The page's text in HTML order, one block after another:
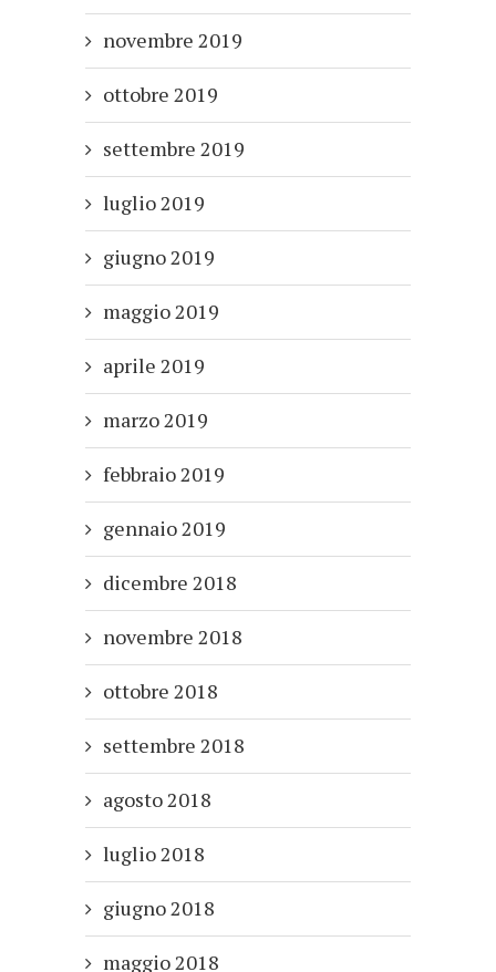
novembre 2019
ottobre 2019
settembre 2019
luglio 2019
giugno 2019
maggio 2019
aprile 2019
marzo 2019
febbraio 2019
gennaio 2019
dicembre 2018
novembre 2018
ottobre 2018
settembre 2018
agosto 2018
luglio 2018
giugno 2018
maggio 2018